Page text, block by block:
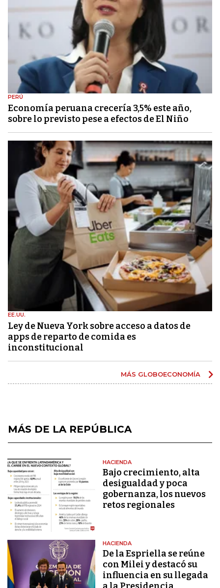
PERÚ
Economía peruana crecería 3,5% este año,
sobre lo previsto pese a efectos de El Niño
EE.UU.
Ley de Nueva York sobre acceso a datos de
apps de reparto de comida es
inconstitucional
MÁS GLOBOECONOMÍA
MÁS DE LA REPÚBLICA
HACIENDA
Bajo crecimiento, alta
desigualdad y poca
gobernanza, los nuevos
retos regionales
HACIENDA
De la Espriella se reúne
con Milei y destacó su
influencia en su llegada